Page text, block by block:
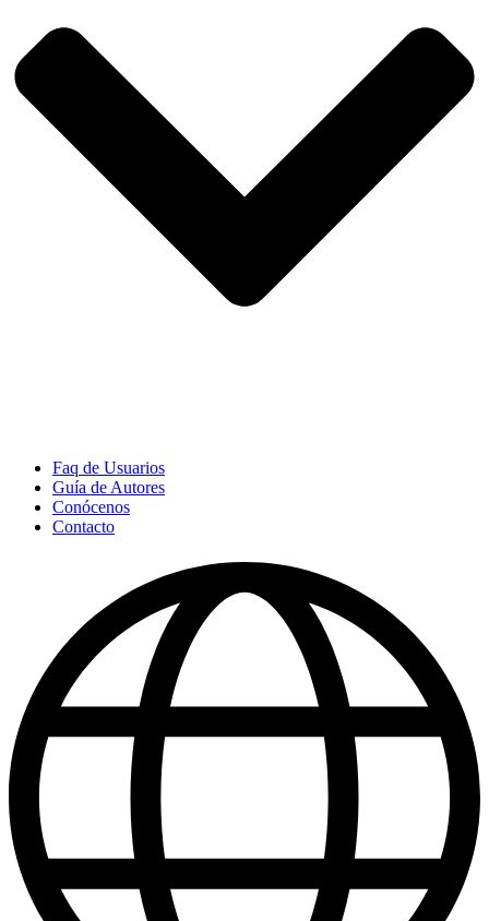
Faq de Usuarios
Guía de Autores
Conócenos
Contacto